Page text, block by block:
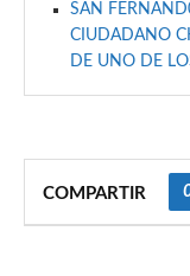
SAN
CIUDADANO
DE UNO DE
COMPARTIR